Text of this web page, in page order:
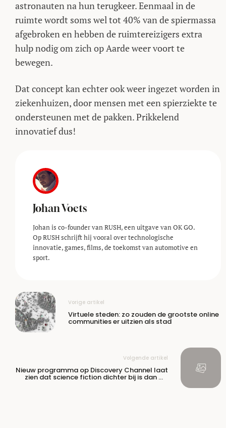
astronauten na hun terugkeer. Eenmaal in de
ruimte wordt soms wel tot 40% van de spiermassa
afgebroken en hebben de ruimtereizigers extra
hulp nodig om zich op Aarde weer voort te
bewegen.
Dat concept kan echter ook weer ingezet worden in
ziekenhuizen, door mensen met een spierziekte te
ondersteunen met de pakken. Prikkelend
innovatief dus!
Johan Voets
Johan is co-founder van RUSH, een uitgave van OK GO.
Op RUSH schrijft hij vooral over technologische
innovatie, games, films, de toekomst van automotive en
sport.
Vorige artikel
Virtuele steden: zo zouden de grootste online
communities er uitzien als stad
Volgende artikel
Nieuw programma op Discovery Channel laat
zien dat science fiction dichter bij is dan we